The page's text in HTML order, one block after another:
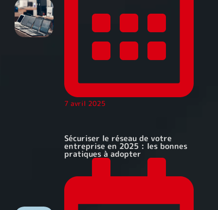
7 avril 2025
Sécuriser le réseau de votre
entreprise en 2025 : les bonnes
pratiques à adopter